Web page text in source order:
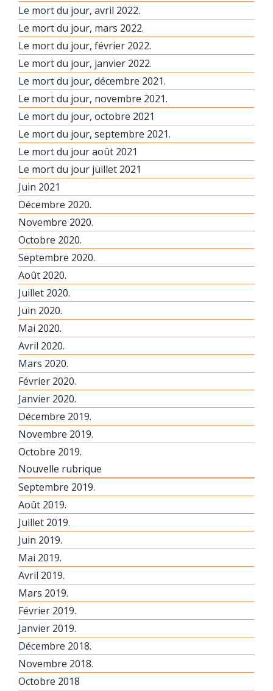
Le mort du jour, avril 2022.
Le mort du jour, mars 2022.
Le mort du jour, février 2022.
Le mort du jour, janvier 2022.
Le mort du jour, décembre 2021.
Le mort du jour, novembre 2021.
Le mort du jour, octobre 2021
Le mort du jour, septembre 2021.
Le mort du jour août 2021
Le mort du jour juillet 2021
Juin 2021
Décembre 2020.
Novembre 2020.
Octobre 2020.
Septembre 2020.
Août 2020.
Juillet 2020.
Juin 2020.
Mai 2020.
Avril 2020.
Mars 2020.
Février 2020.
Janvier 2020.
Décembre 2019.
Novembre 2019.
Octobre 2019.
Nouvelle rubrique
Septembre 2019.
Août 2019.
Juillet 2019.
Juin 2019.
Mai 2019.
Avril 2019.
Mars 2019.
Février 2019.
Janvier 2019.
Décembre 2018.
Novembre 2018.
Octobre 2018